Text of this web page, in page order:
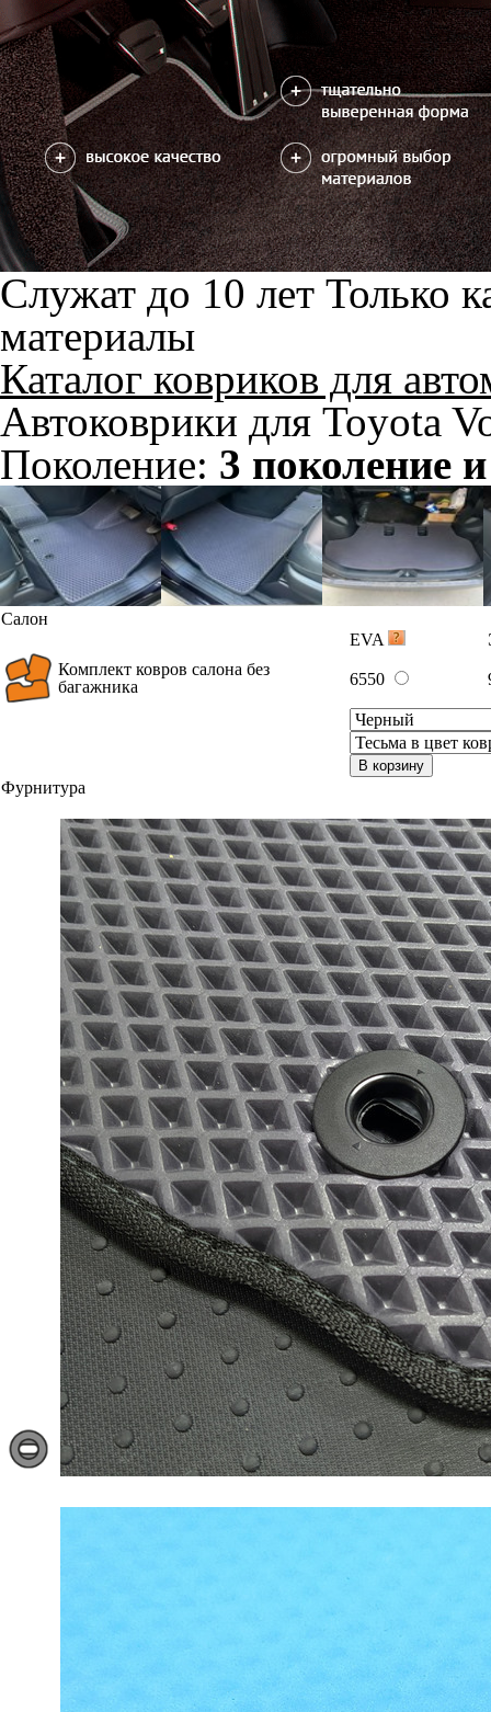
Служат до 10 лет Только
материалы
Каталог ковриков для
Автоковрики для Toyota
Поколение: 3 поколение
Салон
EVA
Комплект ковров салона без
багажника
6550
В корзину
Фурнитура